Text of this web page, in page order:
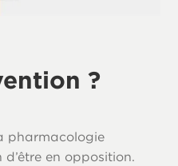
?
pharmacologie
d’être en opposition.